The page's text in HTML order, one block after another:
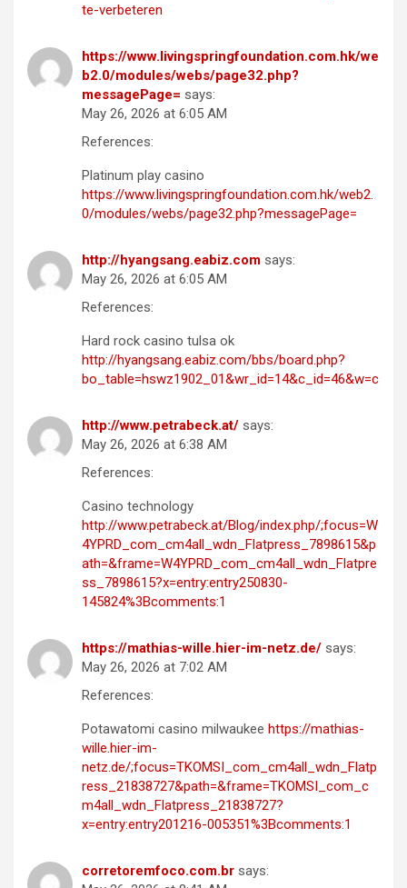
te-verbeteren
https://www.livingspringfoundation.com.hk/we
b2.0/modules/webs/page32.php?
messagePage= says:
May 26, 2026 at 6:05 AM
References:
Platinum play casino
https://www.livingspringfoundation.com.hk/web2.
0/modules/webs/page32.php?messagePage=
http://hyangsang.eabiz.com says:
May 26, 2026 at 6:05 AM
References:
Hard rock casino tulsa ok
http://hyangsang.eabiz.com/bbs/board.php?
bo_table=hswz1902_01&wr_id=14&c_id=46&w=c
http://www.petrabeck.at/ says:
May 26, 2026 at 6:38 AM
References:
Casino technology
http://www.petrabeck.at/Blog/index.php/;focus=W
4YPRD_com_cm4all_wdn_Flatpress_7898615&p
ath=&frame=W4YPRD_com_cm4all_wdn_Flatpre
ss_7898615?x=entry:entry250830-
145824%3Bcomments:1
https://mathias-wille.hier-im-netz.de/ says:
May 26, 2026 at 7:02 AM
References:
Potawatomi casino milwaukee https://mathias-
wille.hier-im-
netz.de/;focus=TKOMSI_com_cm4all_wdn_Flatp
ress_21838727&path=&frame=TKOMSI_com_c
m4all_wdn_Flatpress_21838727?
x=entry:entry201216-005351%3Bcomments:1
corretoremfoco.com.br says: